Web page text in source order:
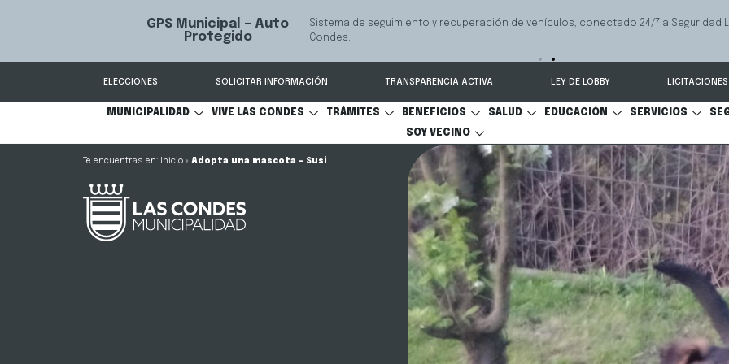
GPS Municipal – Auto
Protegido
Sistema de seguimiento y recuperación de vehículos, conectado 24/7 a Seguridad
Condes.
ELECCIONES SOLICITAR INFORMACIÓN TRANSPARENCIA ACTIVA LEY DE LOBBY LICITACIONES
MUNICIPALIDAD VIVE LAS CONDES TRÁMITES BENEFICIOS SALUD EDUCACIÓN SERVICIOS
SOY VECINO
Inicio » Adopta una mascota – Susi